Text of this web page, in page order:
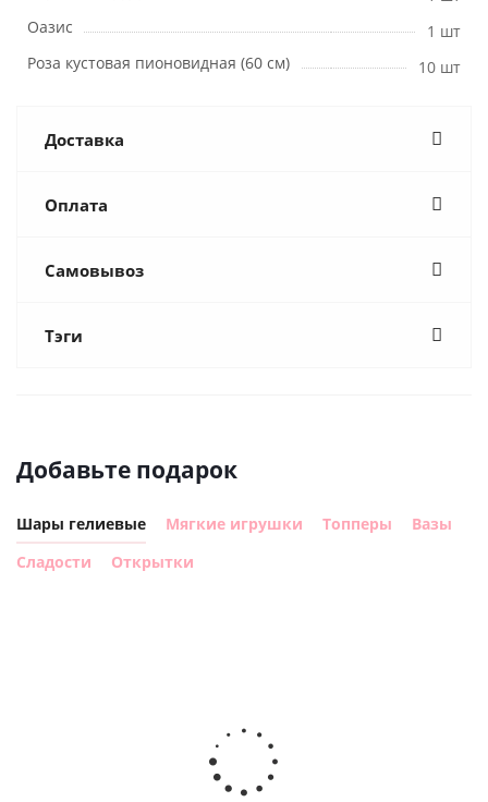
Оазис
1 шт
Роза кустовая пионовидная (60 см)
10 шт
Доставка
Оплата
Самовывоз
Тэги
Добавьте подарок
Шары гелиевые Мягкие игрушки Топперы
Вазы
Сладости
Открытки
Шар с
днем
рождения,
с